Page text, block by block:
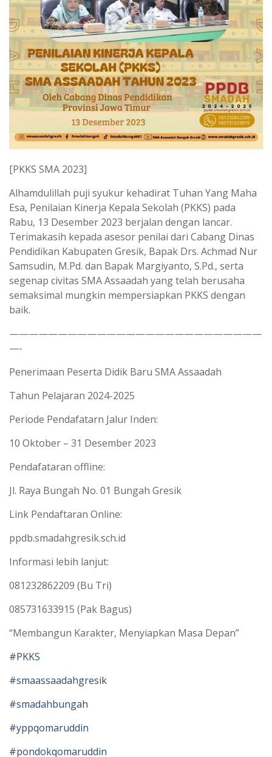
[PKKS SMA 2023]
Alhamdulillah puji syukur kehadirat Tuhan Yang Maha
Esa, Penilaian Kinerja Kepala Sekolah (PKKS) pada
Rabu, 13 Desember 2023 berjalan dengan lancar.
Terimakasih kepada asesor penilai dari Cabang Dinas
Pendidikan Kabupaten Gresik, Bapak Drs. Achmad Nur
Samsudin, M.Pd. dan Bapak Margiyanto, S.Pd., serta
segenap civitas SMA Assaadah yang telah berusaha
semaksimal mungkin mempersiapkan PKKS dengan
baik.
——————————————————————————
—-
Penerimaan Peserta Didik Baru SMA Assaadah
Tahun Pelajaran 2024-2025
Periode Pendafatarn Jalur Inden:
10 Oktober – 31 Desember 2023
Pendafataran offline:
Jl. Raya Bungah No. 01 Bungah Gresik
Link Pendaftaran Online:
ppdb.smadahgresik.sch.id
Informasi lebih lanjut:
081232862209 (Bu Tri)
085731633915 (Pak Bagus)
“Membangun Karakter, Menyiapkan Masa Depan”
#PKKS
#smaassaadahgresik
#smadahbungah
#yppqomaruddin
#pondokqomaruddin